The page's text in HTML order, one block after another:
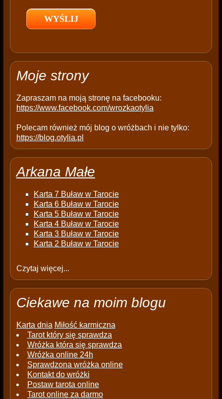
e
p
y
Moje strony
Zapraszam na moją stronę na facebooku:
https://www.facebook.com/wrozkaotylia
Polecam również mój blog o wróżbach i nie tylko:
https://blog.otylia.pl
Arkana Małe
Karta 7 Buław w Tarocie
Karta 6 Buław w Tarocie
Karta 5 Buław w Tarocie
Karta 4 Buław w Tarocie
Karta 3 Buław w Tarocie
Karta 2 Buław w Tarocie
Czytaj więcej...
Ciekawe na moim blogu
Karta dnia Miłość karmiczna
Tarot który się sprawdza
Wróżka która się sprawdza
Wróżka online 24h
Sprawdzona wróżka online
Kontakt do wróżki
Postaw tarota online
Tarot online za darmo